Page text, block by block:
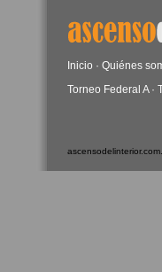
Inicio · Quiénes
Torneo Federal A·